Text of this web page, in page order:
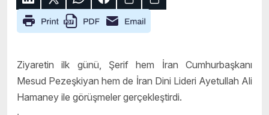
Ziyaretin ilk günü, Şerif hem İran Cumhurbaşkanı
Mesud Pezeşkiyan hem de İran Dini Lideri Ayetullah Ali
Hamaney ile görüşmeler gerçekleştirdi.